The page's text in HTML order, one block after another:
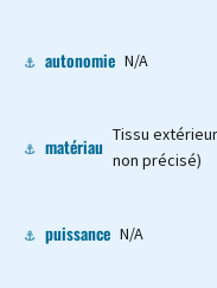
autonomie N/A
matériau Tissu
non précisé)
puissance N/A